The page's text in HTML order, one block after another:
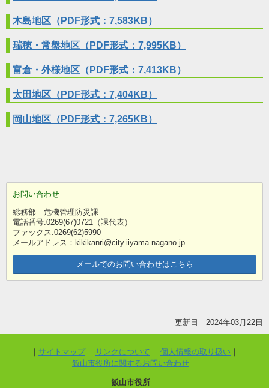
木島地区（PDF形式：7,583KB）
瑞穂・常盤地区（PDF形式：7,995KB）
富倉・外様地区（PDF形式：7,413KB）
太田地区（PDF形式：7,404KB）
岡山地区（PDF形式：7,265KB）
お問い合わせ
総務部 危機管理防災課
電話番号:0269(67)0721（課代表）
ファックス:0269(62)5990
メールアドレス：kikikanri@city.iiyama.nagano.jp
メールでのお問い合わせはこちら
更新日 2024年03月22日
サイトマップ リンクについて
個人情報の取り扱い
飯山市役所に関するお問い合わせ
飯山市役所